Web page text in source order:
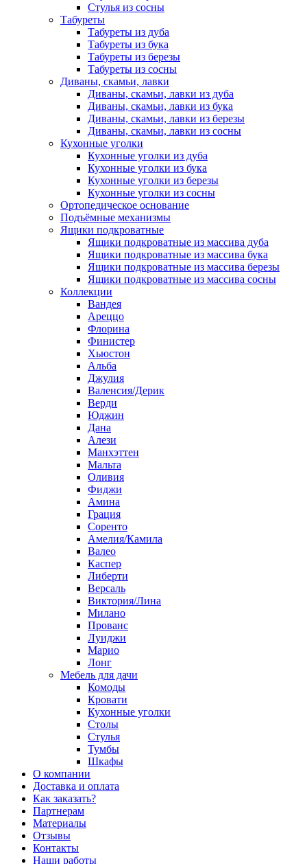
Стулья из сосны
Табуреты
Табуреты из дуба
Табуреты из бука
Табуреты из березы
Табуреты из сосны
Диваны, скамьи, лавки
Диваны, скамьи, лавки из дуба
Диваны, скамьи, лавки из бука
Диваны, скамьи, лавки из березы
Диваны, скамьи, лавки из сосны
Кухонные уголки
Кухонные уголки из дуба
Кухонные уголки из бука
Кухонные уголки из березы
Кухонные уголки из сосны
Ортопедическое основание
Подъёмные механизмы
Ящики подкроватные
Ящики подкроватные из массива дуба
Ящики подкроватные из массива бука
Ящики подкроватные из массива березы
Ящики подкроватные из массива сосны
Коллекции
Вандея
Ареццо
Флорина
Финистер
Хьюстон
Альба
Джулия
Валенсия/Дерик
Верди
Юджин
Дана
Алези
Манхэттен
Мальта
Оливия
Фиджи
Амина
Грация
Соренто
Амелия/Камила
Валео
Каспер
Либерти
Версаль
Виктория/Лина
Милано
Прованс
Луиджи
Марио
Лонг
Мебель для дачи
Комоды
Кровати
Кухонные уголки
Столы
Стулья
Тумбы
Шкафы
О компании
Доставка и оплата
Как заказать?
Партнерам
Материалы
Отзывы
Контакты
Наши работы